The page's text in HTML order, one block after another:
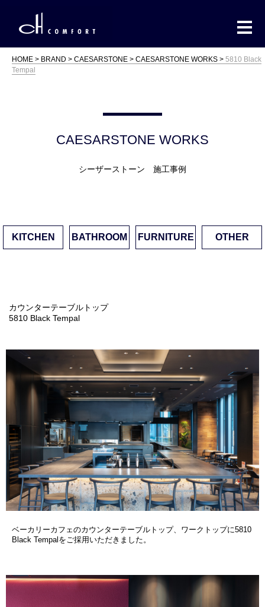
HOME BRAND CAESARSTONE CAESARSTONE WORKS
5810 Black
Tempal
CAESARSTONE WORKS
シーザーストーン 施工事例
KITCHEN BATHROOM FURNITURE OTHER
カウンターテーブルトップ
5810 Black Tempal
ベーカリーカフェのカウンターテーブルトップ、ワークトップに5810
Black Tempalをご採用いただきました。